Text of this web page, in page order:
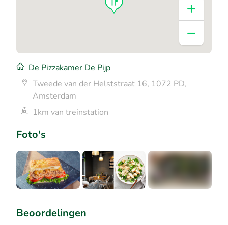
Foto's
Beoordelingen
De Pizzakamer De Pijp
Tweede van der Helststraat 16, 1072 PD,
Amsterdam
1km van treinstation